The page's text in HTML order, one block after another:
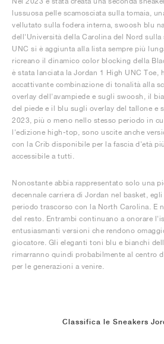
lussuosa pelle scamosciata sulla tomaia,
vellutato sulla fodera interna, swoosh blu
dell'Università della Carolina del Nord
UNC si è aggiunta alla lista sempre più
ricreano il dinamico color blocking della
è stata lanciata la Jordan 1 High UNC Toe,
accattivante combinazione di tonalità alla
overlay dell'avampiede e sugli swoosh, il
del piede e il blu sugli overlay del tallone e
2023, più o meno nello stesso periodo in
l'edizione high-top, sono uscite anche
con la Crib disponibile per la fascia d'età
accessibile a tutti.
Nonostante abbia rappresentato solo una
decennale carriera di Jordan nel basket,
periodo trascorso con la North Carolina. E
del resto. Entrambi continuano a onorare
entusiasmanti versioni che rendono
giocatore. Gli eleganti toni blu e bianchi
rimarranno quindi probabilmente al centro
per le generazioni a venire.
Classifica le Sneakers